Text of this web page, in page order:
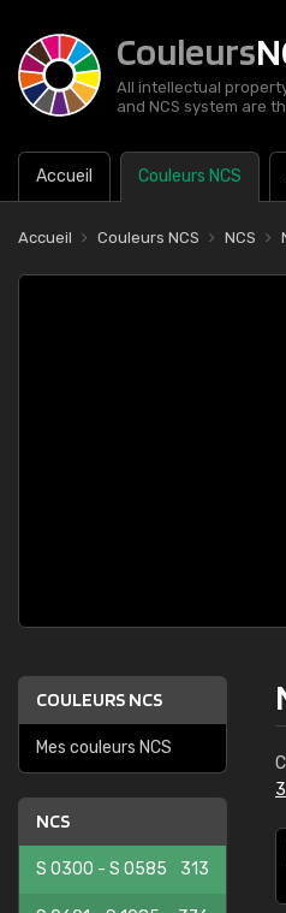
Couleurs
All intellectual
and NCS system are
Accueil Couleurs NCS
Accueil Couleurs NCS NCS
COULEURS NCS
Mes couleurs NCS
NCS
S 0300 - S 0585 313